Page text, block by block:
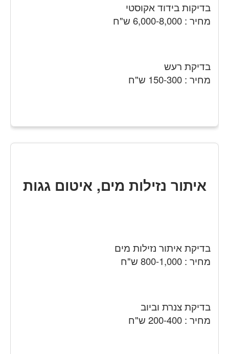
בדיקות בידוד אקוסטי
מחיר : 6,000-8,000 ש"ח
בדיקת רעש
מחיר : 150-300 ש"ח
איתור נזילות מים, איטום גגות
בדיקת איתור נזילות מים
מחיר : 800-1,000 ש"ח
בדיקת צנרת וביוב
מחיר : 200-400 ש"ח